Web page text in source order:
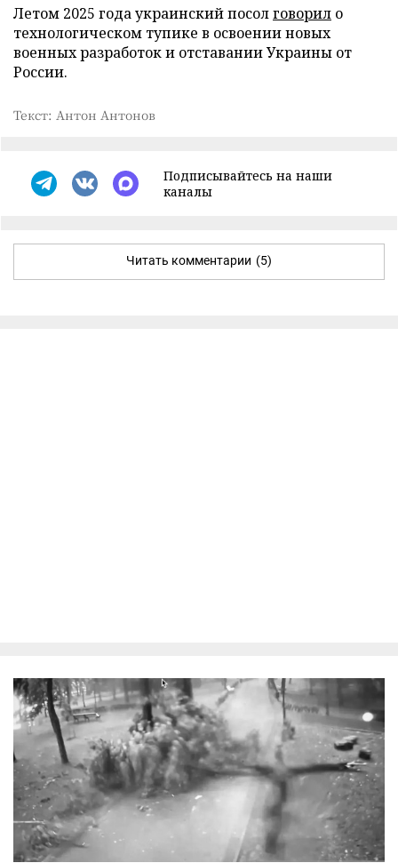
Летом 2025 года украинский посолговорил о
технологическом тупике в освоении новых
военных разработок и отставании Украины от
России.
Текст: Антон Антонов
Подписывайтесь на наши
каналы
Читать комментарии (5)